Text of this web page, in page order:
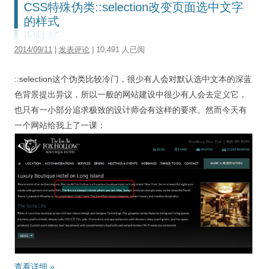
CSS特殊伪类::selection改变页面选中文字
的样式
2014/09/11 发表评论 | 10,491 人已阅
::selection这个伪类比较冷门，很少有人会对默认选中文本的深蓝
色背景提出异议，所以一般的网站建设中很少有人会去定义它，
也只有一小部分追求极致的设计师会有这样的要求。然而今天有
一个网站给我上了一课：
查看详细 »